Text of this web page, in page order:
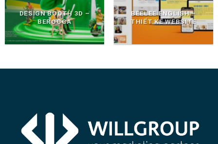
DESIGN BOOTH 3D –
BEROCCA
BEELEE ENGLISH –
THIẾT KẾ WEBSITE